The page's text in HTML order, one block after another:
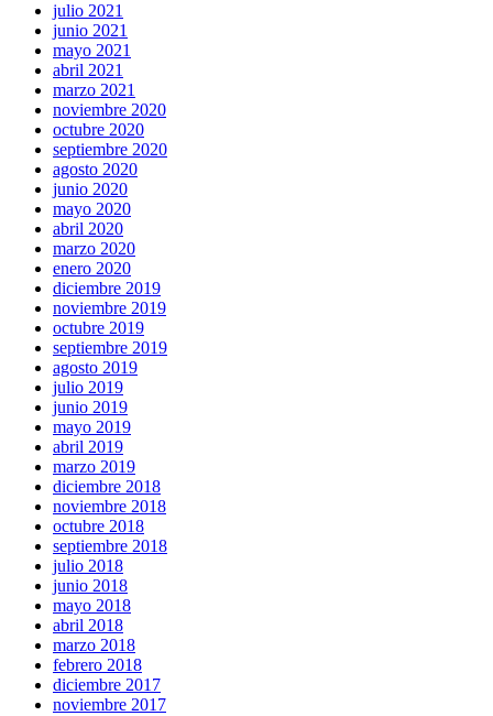
julio 2021
junio 2021
mayo 2021
abril 2021
marzo 2021
noviembre 2020
octubre 2020
septiembre 2020
agosto 2020
junio 2020
mayo 2020
abril 2020
marzo 2020
enero 2020
diciembre 2019
noviembre 2019
octubre 2019
septiembre 2019
agosto 2019
julio 2019
junio 2019
mayo 2019
abril 2019
marzo 2019
diciembre 2018
noviembre 2018
octubre 2018
septiembre 2018
julio 2018
junio 2018
mayo 2018
abril 2018
marzo 2018
febrero 2018
diciembre 2017
noviembre 2017